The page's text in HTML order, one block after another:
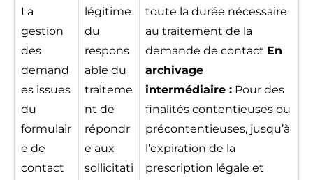
La
gestion
des
demand
es issues
du
formulair
e de
contact
légitime
du
respons
able du
traiteme
nt de
répondr
e aux
sollicitati
toute la durée nécessaire
au traitement de la
demande de contact En
archivage
intermédiaire : Pour des
finalités contentieuses ou
précontentieuses, jusqu’à
l’expiration de la
prescription légale et